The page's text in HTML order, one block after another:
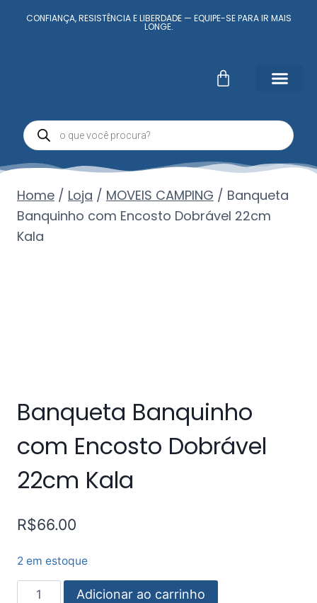
CONFIANÇA, RESISTÊNCIA E LIBERDADE — EQUIPE-SE PARA IR MAIS
LONGE.
Home / Loja / MOVEIS CAMPING / Banqueta
Banquinho com Encosto Dobrável 22cm
Kala
Banqueta Banquinho
com Encosto Dobrável
22cm Kala
R$66.00
2 em estoque
Adicionar ao carrinho